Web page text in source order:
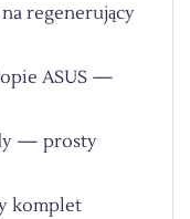
regenerujący
ASUS —
— prosty
komplet